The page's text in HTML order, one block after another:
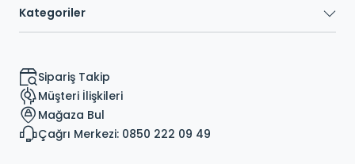
Kategoriler
Sipariş Takip
Müşteri İlişkileri
Mağaza Bul
Çağrı Merkezi: 0850 222 09 49